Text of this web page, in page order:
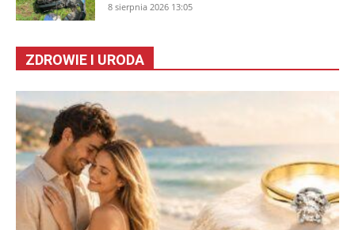
8 sierpnia 2026 13:05
ZDROWIE I URODA